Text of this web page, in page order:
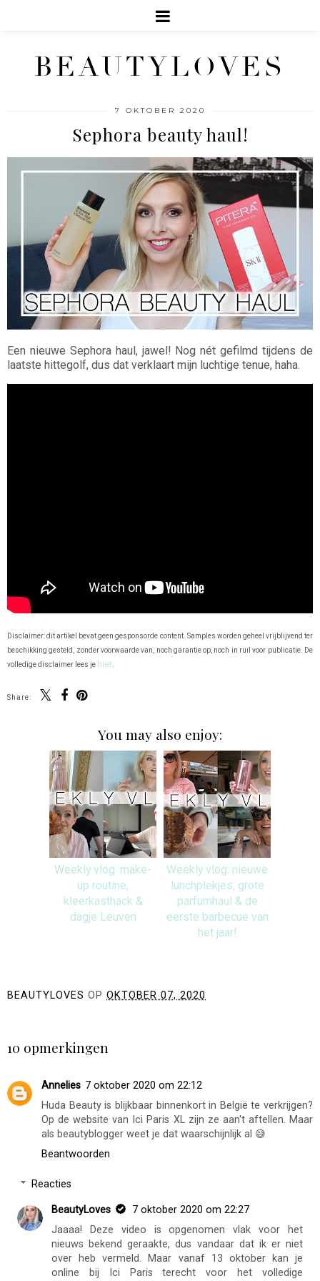
BEAUTYLOVES
7 OKTOBER 2020
Sephora beauty haul!
Een nieuwe Sephora haul, jawel! Nog nét gefilmd tijdens de
laatste hittegolf, dus dat verklaart mijn luchtige tenue, haha.
Disclaimer: dit artikel bevat geen gesponsorde content. Samples worden geheel vrijblijvend ter
beschikking gesteld, zonder voorwaarde van, noch garantie op, noch in ruil voor publicatie. De
volledige disclaimer lees je hier.
Share:
You may also enjoy:
Weekly vlog: make-
up routine,
kleerkasthack &
dagje Leuven
Weekly vlog: nieuwe
lunchplekjes, grote
parfumhaul & de
eerste barbecue van
het jaar!
BEAUTYLOVES OP OKTOBER 07, 2020
10 opmerkingen
Annelies 7 oktober 2020 om 22:12
Huda Beauty is blijkbaar binnenkort in België te verkrijgen?
Op de website van Ici Paris XL zijn ze aan't aftellen. Maar
als beautyblogger weet je dat waarschijnlijk al 😅
Beantwoorden
Reacties
BeautyLoves
7 oktober 2020 om 22:27
Jaaaa! Deze video is opgenomen vlak voor het
nieuws bekend geraakte, dus vandaar dat ik er niet
over heb vermeld. Maar vanaf 13 oktober kan je
online bij Ici Paris terecht voor het volledige